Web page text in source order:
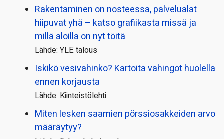
Rakentaminen on nosteessa, palvelualat
hiipuvat yhä – katso grafiikasta missä ja
millä aloilla on nyt töitä
Lähde: YLE talous
Iskikö vesivahinko? Kartoita vahingot huolella
ennen korjausta
Lähde: Kiinteistölehti
Miten lesken saamien pörssi­osakkeiden arvo
määräytyy?